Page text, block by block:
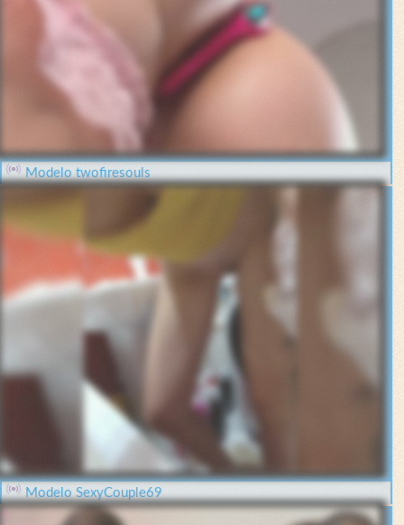
Modelo twofiresouls
Modelo SexyCouple69